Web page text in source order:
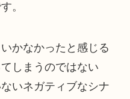
。
かなかったと感じる
しまうのではない
いネガティブなシナ